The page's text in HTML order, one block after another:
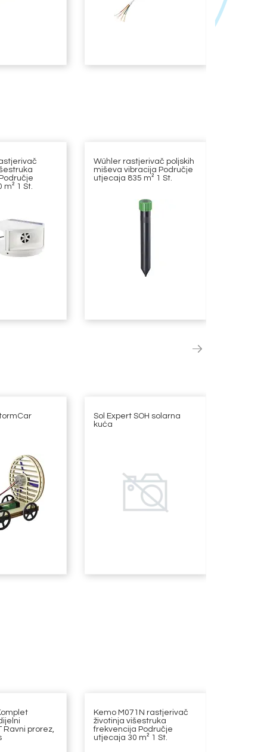
1 St.
Wühler rastjerivač poljskih
miševa vibracija Područje
utjecaja 835 m² 1 St.
Sol Expert SOH solarna
kuća
Ravni prorez,
Kemo M071N rastjerivač
životinja višestruka
frekvencija Područje
utjecaja 30 m² 1 St.